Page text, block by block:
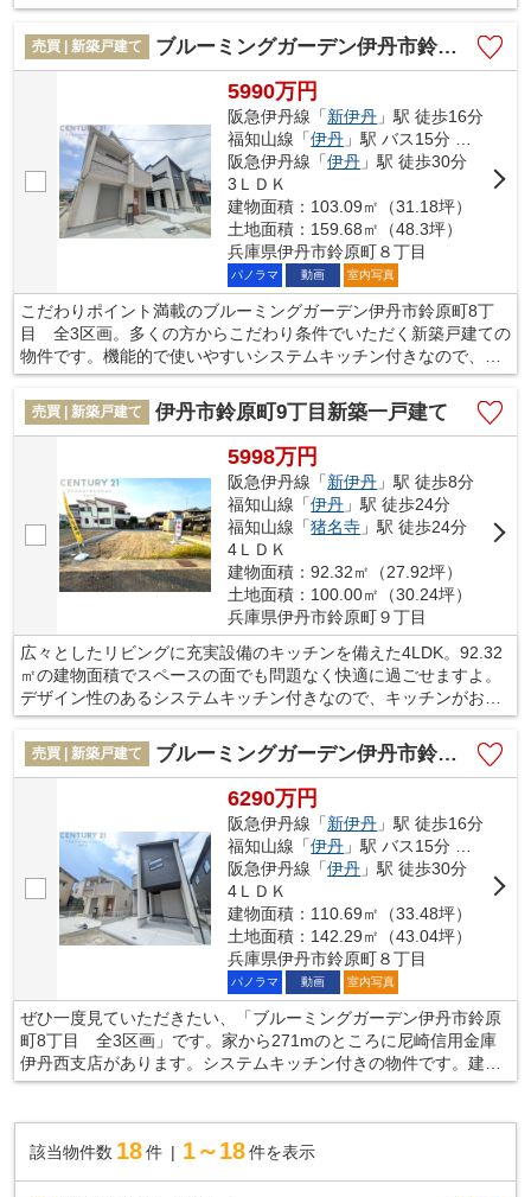
ご希望に沿った一戸建てをご紹介致します。伊丹市の阪急伊丹線
伊丹付近でマイホームの購入をお考えなら、お気軽にお問い合わ
せください。
売買 | 新築戸建て ブルーミングガーデン伊丹市鈴原町8丁目 全3区画
5990万円
阪急伊丹線「新伊丹 」駅 徒歩16分
福知山線「伊丹 」駅 バス15分 「美鈴町」 停歩2分
阪急伊丹線「伊丹 」駅 徒歩30分
3ＬＤＫ
建物面積：103.09㎡（31.18坪）
土地面積：159.68㎡（48.3坪）
兵庫県伊丹市鈴原町８丁目
パノラマ 動画 室内写真
こだわりポイント満載のブルーミングガーデン伊丹市鈴原町8丁
目 全3区画。多くの方からこだわり条件でいただく新築戸建ての
物件です。機能的で使いやすいシステムキッチン付きなので、お
料理を楽しめます。シューズボックスがないと靴の収納に困って
大変です。当社スタッフが住まい探しをサポートいたします。阪
急伊丹線新伊丹周辺で不動産を購入するのであれば、ぜひお問い
売買 | 新築戸建て 伊丹市鈴原町9丁目新築一戸建て
5998万円
阪急伊丹線「新伊丹 」駅 徒歩8分
福知山線「伊丹 」駅 徒歩24分
福知山線「猪名寺 」駅 徒歩24分
4ＬＤＫ
建物面積：92.32㎡（27.92坪）
土地面積：100.00㎡（30.24坪）
兵庫県伊丹市鈴原町９丁目
広々としたリビングに充実設備のキッチンを備えた4LDK。92.32
㎡の建物面積でスペースの面でも問題なく快適に過ごせますよ。
デザイン性のあるシステムキッチン付きなので、キッチンがお洒
落なスペースになっています。ニーズの高い中古の戸建て物件
は、経済的なメリットも大きいです。当社では伊丹市に特化した
不動産情報をご紹介しております。地域情報などにも詳しいの
で、ぜひお気軽にお問い合わせください。
売買 | 新築戸建て ブルーミングガーデン伊丹市鈴原町8丁目 全3区画
6290万円
阪急伊丹線「新伊丹 」駅 徒歩16分
福知山線「伊丹 」駅 バス15分 「美鈴町」 停歩2分
阪急伊丹線「伊丹 」駅 徒歩30分
4ＬＤＫ
建物面積：110.69㎡（33.48坪）
土地面積：142.29㎡（43.04坪）
兵庫県伊丹市鈴原町８丁目
パノラマ 動画 室内写真
ぜひ一度見ていただきたい、「ブルーミングガーデン伊丹市鈴原
町8丁目 全3区画」です。家から271mのところに尼崎信用金庫
伊丹西支店があります。システムキッチン付きの物件です。建物
面積は110.69㎡となっており広々とした空間で生活することがで
か。まずはお住まいをよりよいものにしていきましょう。ぜひ当
社での不動産探しをご検討ください。
該当物件数 18件 1～18 件を表示